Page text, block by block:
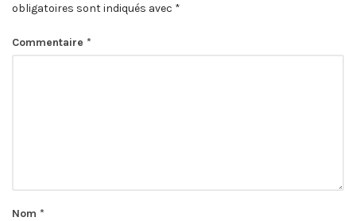
obligatoires sont indiqués avec *
Commentaire *
Nom *